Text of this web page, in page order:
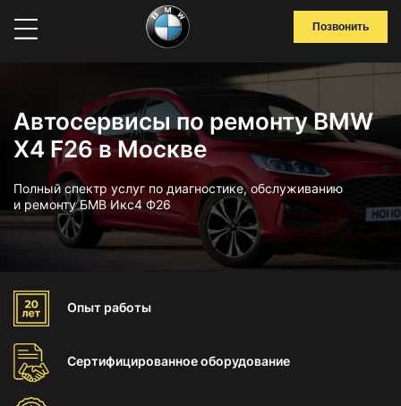
Позвонить
Автосервисы по ремонту BMW
X4 F26 в Москве
Полный спектр услуг по диагностике, обслуживанию
и ремонту БМВ Икс4 Ф26
Опыт работы
Сертифицированноеоборудование